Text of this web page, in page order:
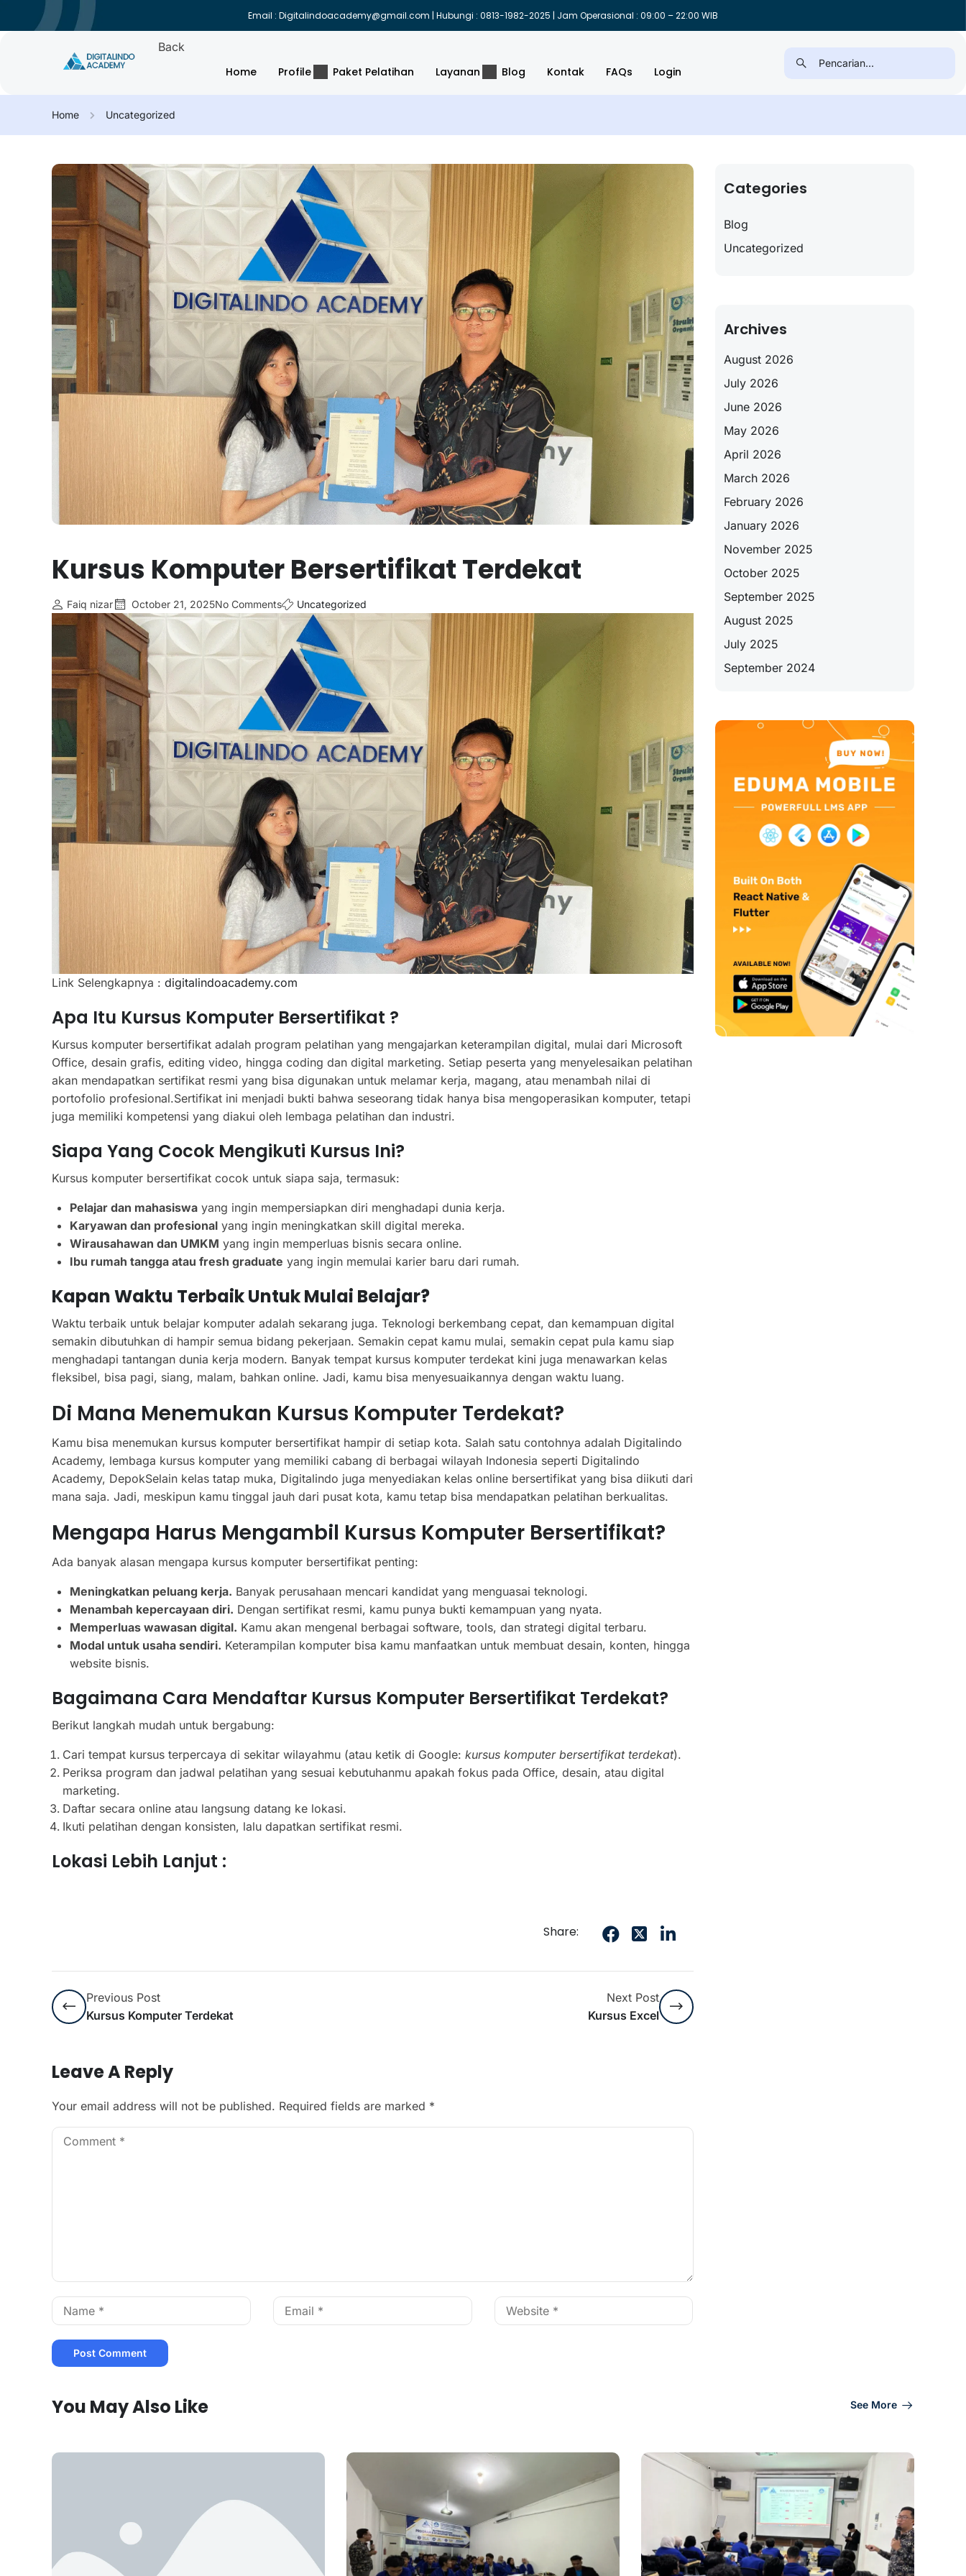
Email : Digitalindoacademy@gmail.com | Hubungi : 0813-1982-2025 | Jam Operasional : 09:00 – 22:00 WIB
Back
Home
Profile Paket Pelatihan Layanan Blog Kontak FAQs Login
Home Uncategorized
Kursus Komputer Bersertifikat Terdekat
Faiq nizar October 21, 2025No Comments Uncategorized
Link Selengkapnya : digitalindoacademy.com
Apa Itu Kursus Komputer Bersertifikat ?
Kursus komputer bersertifikat adalah program pelatihan yang mengajarkan keterampilan digital, mulai dari Microsoft
Office, desain grafis, editing video, hingga coding dan digital marketing. Setiap peserta yang menyelesaikan pelatihan
akan mendapatkan sertifikat resmi yang bisa digunakan untuk melamar kerja, magang, atau menambah nilai di
portofolio profesional.Sertifikat ini menjadi bukti bahwa seseorang tidak hanya bisa mengoperasikan komputer, tetapi
juga memiliki kompetensi yang diakui oleh lembaga pelatihan dan industri.
Siapa Yang Cocok Mengikuti Kursus Ini?
Kursus komputer bersertifikat cocok untuk siapa saja, termasuk:
Pelajar dan mahasiswa yang ingin mempersiapkan diri menghadapi dunia kerja.
Karyawan dan profesional yang ingin meningkatkan skill digital mereka.
Wirausahawan dan UMKM yang ingin memperluas bisnis secara online.
Ibu rumah tangga atau fresh graduate yang ingin memulai karier baru dari rumah.
Kapan Waktu Terbaik Untuk Mulai Belajar?
Waktu terbaik untuk belajar komputer adalah sekarang juga. Teknologi berkembang cepat, dan kemampuan digital
semakin dibutuhkan di hampir semua bidang pekerjaan. Semakin cepat kamu mulai, semakin cepat pula kamu siap
menghadapi tantangan dunia kerja modern. Banyak tempat kursus komputer terdekat kini juga menawarkan kelas
fleksibel, bisa pagi, siang, malam, bahkan online. Jadi, kamu bisa menyesuaikannya dengan waktu luang.
Di Mana Menemukan Kursus Komputer Terdekat?
Kamu bisa menemukan kursus komputer bersertifikat hampir di setiap kota. Salah satu contohnya adalah Digitalindo
Academy, lembaga kursus komputer yang memiliki cabang di berbagai wilayah Indonesia seperti Digitalindo
Academy, DepokSelain kelas tatap muka, Digitalindo juga menyediakan kelas online bersertifikat yang bisa diikuti dari
mana saja. Jadi, meskipun kamu tinggal jauh dari pusat kota, kamu tetap bisa mendapatkan pelatihan berkualitas.
Mengapa Harus Mengambil Kursus Komputer Bersertifikat?
Ada banyak alasan mengapa kursus komputer bersertifikat penting:
Meningkatkan peluang kerja. Banyak perusahaan mencari kandidat yang menguasai teknologi.
Menambah kepercayaan diri. Dengan sertifikat resmi, kamu punya bukti kemampuan yang nyata.
Memperluas wawasan digital. Kamu akan mengenal berbagai software, tools, dan strategi digital terbaru.
Modal untuk usaha sendiri. Keterampilan komputer bisa kamu manfaatkan untuk membuat desain, konten, hingga
website bisnis.
Bagaimana Cara Mendaftar Kursus Komputer Bersertifikat Terdekat?
Berikut langkah mudah untuk bergabung:
Cari tempat kursus terpercaya di sekitar wilayahmu (atau ketik di Google: kursus komputer bersertifikat terdekat).
Periksa program dan jadwal pelatihan yang sesuai kebutuhanmu apakah fokus pada Office, desain, atau digital
marketing.
Daftar secara online atau langsung datang ke lokasi.
Ikuti pelatihan dengan konsisten, lalu dapatkan sertifikat resmi.
Lokasi Lebih Lanjut :
Share:
Previous Post
Kursus Komputer Terdekat
Next Post
Kursus Excel
Leave A Reply
Your email address will not be published. Required fields are marked *
Categories
Blog
Uncategorized
Archives
August 2026
July 2026
June 2026
May 2026
April 2026
March 2026
February 2026
January 2026
November 2025
October 2025
September 2025
August 2025
July 2025
September 2024
You May Also Like See More